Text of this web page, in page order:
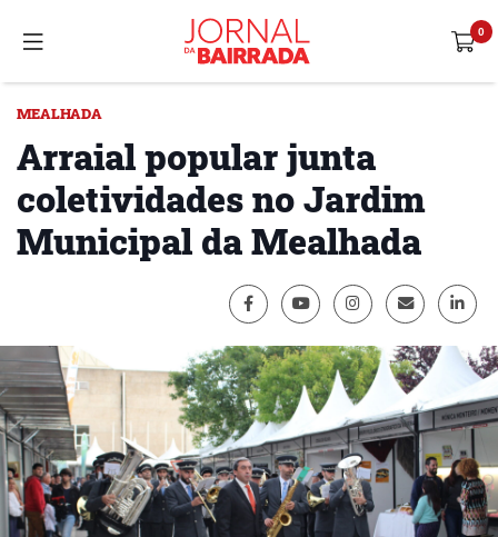
MEALHADA
Arraial popular junta
coletividades no Jardim
Municipal da Mealhada